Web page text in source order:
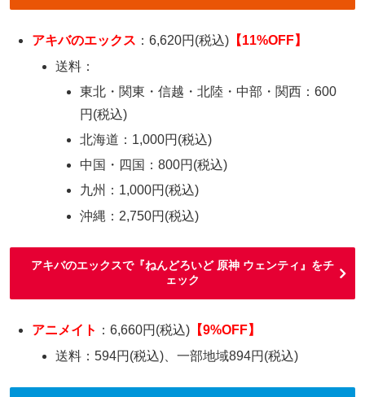
アキバのエックス ：6,620円(税込) 【11%OFF】
送料：
東北・関東・信越・北陸・中部・関西：600
円(税込)
北海道：1,000円(税込)
中国・四国：800円(税込)
九州：1,000円(税込)
沖縄：2,750円(税込)
アキバのエックスで『ねんどろいど 原神 ウェンティ』をチ
ェック
アニメイト ：6,660円(税込) 【9%OFF】
送料：594円(税込)、一部地域894円(税込)